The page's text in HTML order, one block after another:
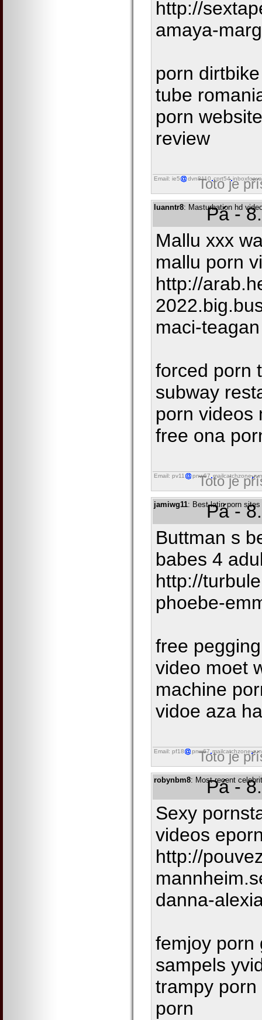
http://
amaya-
porn
tube
porn
review
Email: ie5 dvn8110 cprt54
Toto je
luanntr8: Masturbation hd
Pá -
Mallu xxx
mallu porn
http://
maci-teagan
forced porn
subway
porn videos
free ona
Email: pv11 pnw67 mailcatchzone run
Toto je
jamiwg11: Best latin porn
Pá -
Buttman s
babes 4
http://
phoebe-
free
video moet
machine
vidoe aza
Email: pf18 pnw67 mailcatchzone run
Toto je
robynbm8: Most recent
Pá -
Sexy
videos
http://
danna-
femjoy porn
sampels
trampy
porn